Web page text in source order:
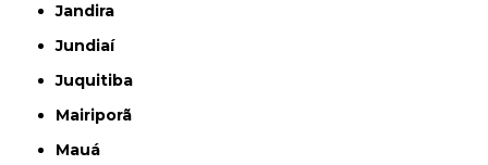
Jandira
Jundiaí
Juquitiba
Mairiporã
Mauá